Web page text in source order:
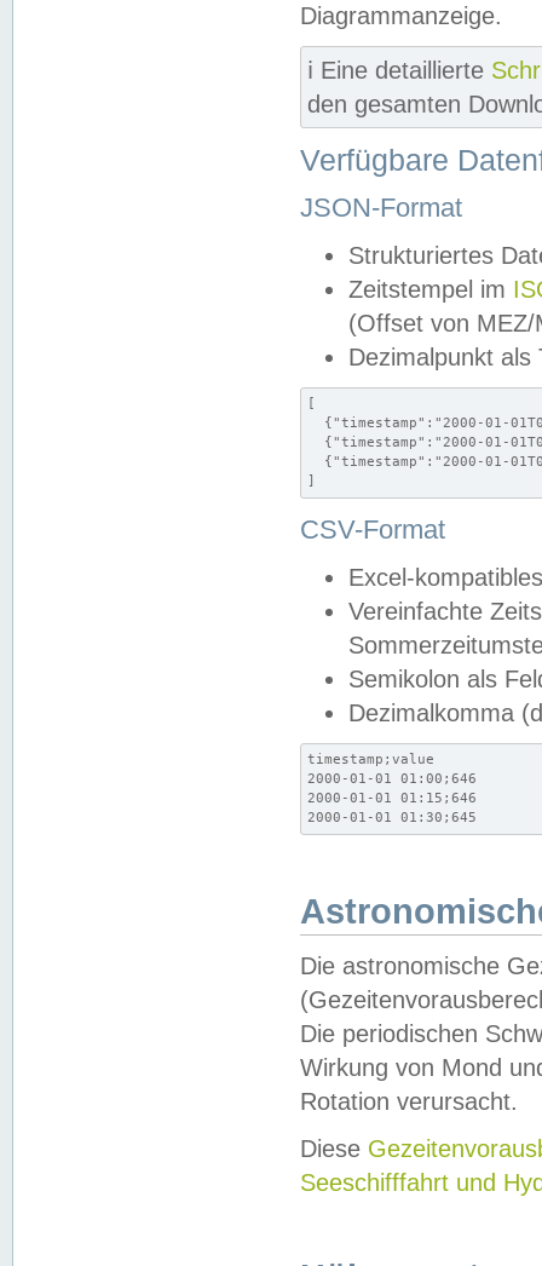
Diagrammanzeige.
ℹ️ Eine detaillierte
den gesamten
Verfügbare
JSON-Format
Strukturiertes
Zeitstempel im
(Offset von MEZ/
Dezimalpunkt als
[
{"timestamp":"2000-01-
{"timestamp":"2000-01-
{"timestamp":"2000-01-
]
CSV-Format
Excel-
Vereinfachte
Semikolon als
Dezimalkomma
timestamp;value
2000-01-01 01:00;646
2000-01-01 01:15;646
2000-01-01 01:30;645
Die astronomische
Die periodischen
Wirkung von Mond
Rotation verursacht.
Diese
Seeschifffahrt und